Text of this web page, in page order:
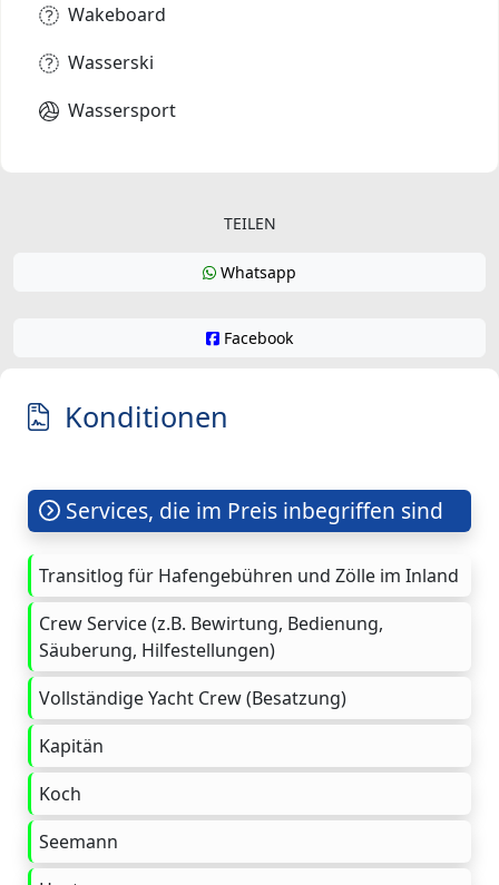
Wakeboard
Wasserski
Wassersport
TEILEN
Whatsapp
Facebook
Konditionen
Services, die im Preis inbegriffen sind
Transitlog für Hafengebühren und Zölle im Inland
Crew Service (z.B. Bewirtung, Bedienung,
Säuberung, Hilfestellungen)
Vollständige Yacht Crew (Besatzung)
Kapitän
Koch
Seemann